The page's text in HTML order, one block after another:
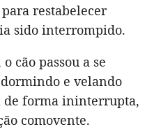
restabelecer
sido interrompido.
cão passou a se
e velando
de forma ininterrupta,
comovente.